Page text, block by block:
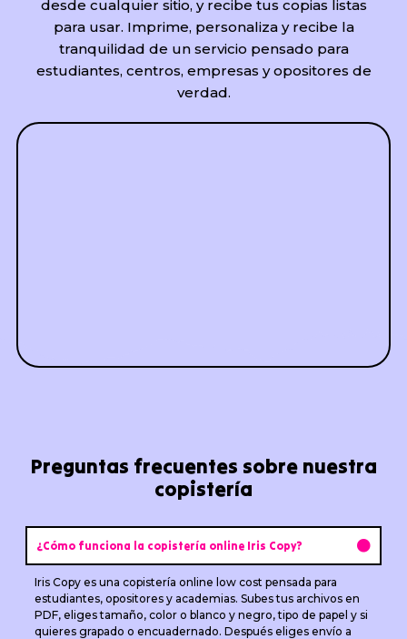
desde cualquier sitio, y recibe tus copias listas
para usar. Imprime, personaliza y recibe la
tranquilidad de un servicio pensado para
estudiantes, centros, empresas y opositores de
verdad.
Preguntas frecuentes sobre nuestra
copistería
¿Cómo funciona la copistería online Iris Copy?
Iris Copy es una copistería online low cost pensada para
estudiantes, opositores y academias. Subes tus archivos en
PDF, eliges tamaño, color o blanco y negro, tipo de papel y si
quieres grapado o encuadernado. Después eliges envío a